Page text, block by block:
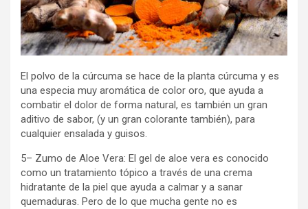
El polvo de la cúrcuma se hace de la planta cúrcuma y es
una especia muy aromática de color oro, que ayuda a
combatir el dolor de forma natural, es también un gran
aditivo de sabor, (y un gran colorante también), para
cualquier ensalada y guisos.
5– Zumo de Aloe Vera: El gel de aloe vera es conocido
como un tratamiento tópico a través de una crema
hidratante de la piel que ayuda a calmar y a sanar
quemaduras. Pero de lo que mucha gente no es